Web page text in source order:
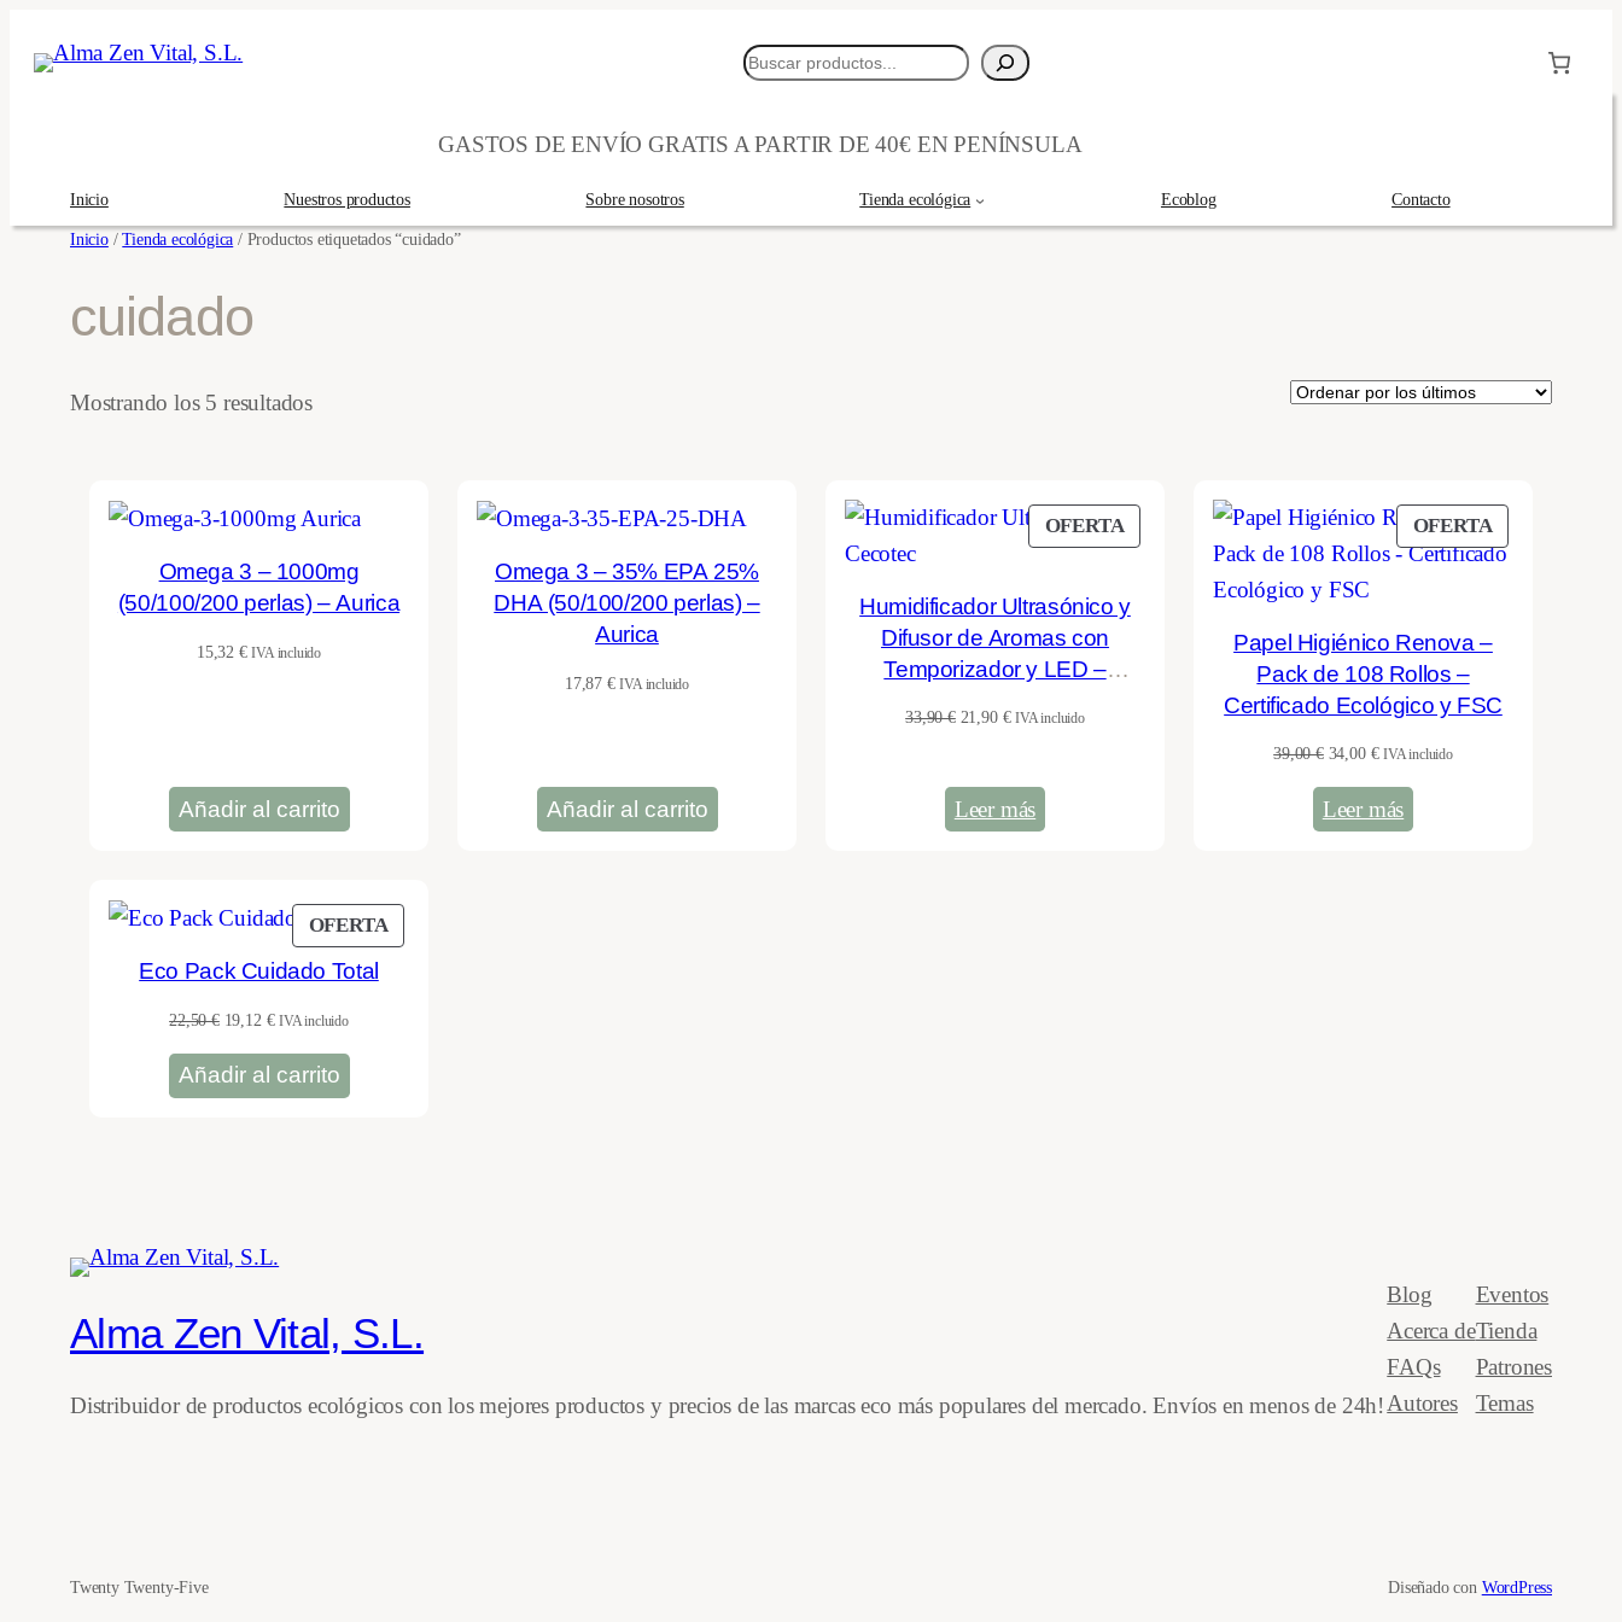
Buscar
GASTOS DE ENVÍO GRATIS A PARTIR DE 40€ EN PENÍNSULA
Inicio Nuestros productos Sobre nosotros Tienda ecológica Ecoblog Contacto
Inicio/Tienda ecológica / Productos etiquetados “cuidado”
cuidado
Mostrando los 5 resultadosOrdenado
últimos
Omega 3 – 1000mg
(50/100/200 perlas) – Aurica
15,32 € IVA incluido
Añadir al carrito
Omega 3 – 35% EPA 25%
DHA (50/100/200 perlas) –
Aurica
17,87 € IVA incluido
Añadir al carrito
OFERTAPRODUCTO
EN
Humidificador Ultrasónico y
Difusor de Aromas con
Temporizador y LED –
Yang
33,90€ El
era:
33,90 €.
21,90 €El
es:
21,90 €.
IVA incluido
Leer más
OFERTAPRODUCTO
EN
Papel Higiénico Renova –
Pack de 108 Rollos –
Certificado Ecológico y FSC
39,00€ El
original
era:
34,00 €El
actual
es:
IVA incluido
Leer más
OFERTAPRODUCTO
EN
Eco Pack Cuidado Total
22,50€ El
original
era:
19,12 €El
actual
es:
IVA incluido
Añadir al carrito
Alma Zen Vital, S.L.
Distribuidor de productos ecológicos con los mejores productos y precios de las marcas eco más populares del mercado. Envíos en menos de 24h!
Blog
Acerca de
FAQs
Autores
Eventos
Tienda
Patrones
Temas
Twenty Twenty-Five Diseñado con WordPress